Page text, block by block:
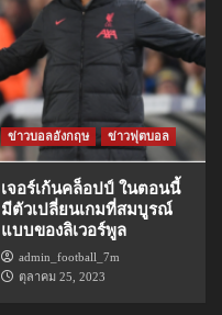
ข่าวบอลอังกฤษ ข่าวฟุตบอล
เจอร์เก้นคล็อปป์ ในตอนนี้
มีตัวเปลี่ยนเกมที่สมบูรณ์
แบบของลิเวอร์พูล
admin_football_7m
ตุลาคม 25, 2023